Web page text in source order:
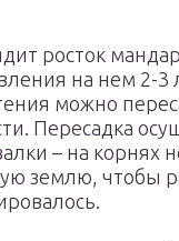
росток
на нем 2-3
можно
Пересадка
– на корнях
землю, чтобы